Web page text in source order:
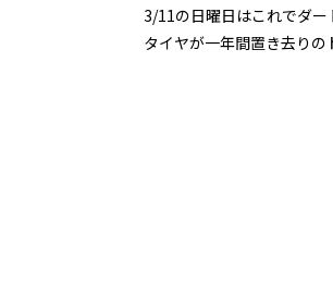
3/11の日曜日はこれでダー
タイヤが一年間置き去りの